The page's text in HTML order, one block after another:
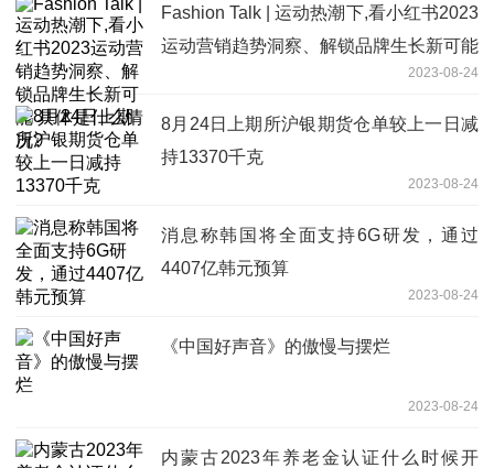
Fashion Talk | 运动热潮下,看小红书2023
运动营销趋势洞察、解锁品牌生长新可能
2023-08-24
8月24日上期所沪银期货仓单较上一日减
持13370千克
2023-08-24
消息称韩国将全面支持6G研发，通过
4407亿韩元预算
2023-08-24
《中国好声音》的傲慢与摆烂
2023-08-24
内蒙古2023年养老金认证什么时候开